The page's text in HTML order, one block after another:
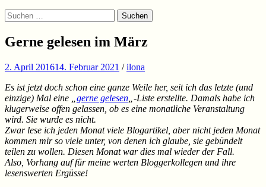
Suchen
Suchen
nach:
Gerne gelesen im März
2. April 201614. Februar 2021 /ilona
Es ist jetzt doch schon eine ganze Weile her, seit ich das letzte (und
einzige) Mal eine „ gerne gelesen „-Liste erstellte. Damals habe ich
klugerweise offen gelassen, ob es eine monatliche Veranstaltung
wird. Sie wurde es nicht.
Zwar lese ich jeden Monat viele Blogartikel, aber nicht jeden Monat
kommen mir so viele unter, von denen ich glaube, sie gebündelt
teilen zu wollen. Diesen Monat war dies mal wieder der Fall.
Also, Vorhang auf für meine werten Bloggerkollegen und ihre
lesenswerten Ergüsse!